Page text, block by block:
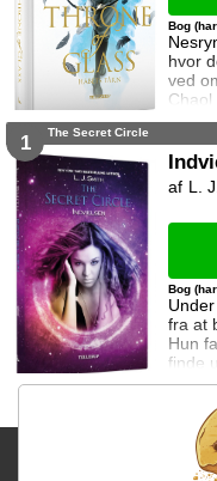
hvor
ved
deres
Bog
1 The Secret Circle
fra at
Hun
finde
skal
Bog
L.
Fragtgebyret er DKK